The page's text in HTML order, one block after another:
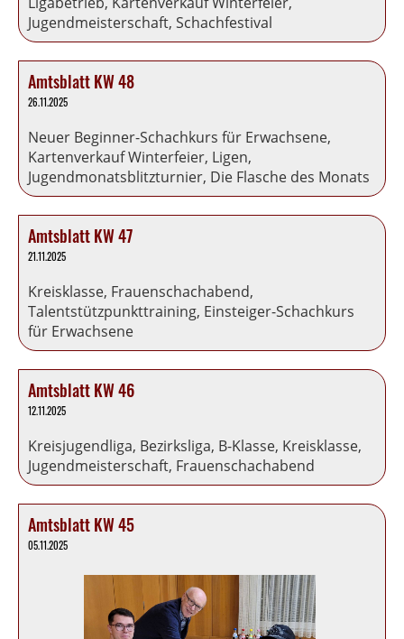
Jugendmeisterschaft, Schachfestival
Amtsblatt KW 48
26.11.2025
Neuer Beginner-Schachkurs für Erwachsene,
Kartenverkauf Winterfeier, Ligen,
Jugendmonatsblitzturnier, Die Flasche des Monats
Amtsblatt KW 47
21.11.2025
Kreisklasse, Frauenschachabend,
Talentstützpunkttraining, Einsteiger-Schachkurs
für Erwachsene
Amtsblatt KW 46
12.11.2025
Kreisjugendliga, Bezirksliga, B-Klasse, Kreisklasse,
Jugendmeisterschaft, Frauenschachabend
Amtsblatt KW 45
05.11.2025